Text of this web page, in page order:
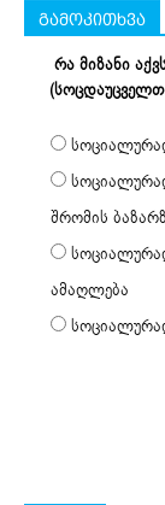
გამოკითხვა
რა მიზანი
შრომის
ამაღლება